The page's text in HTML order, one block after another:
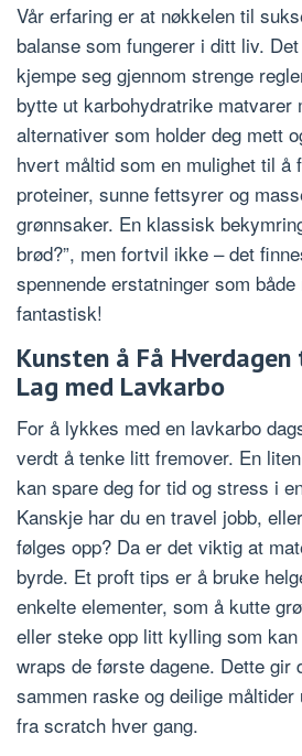
Vår erfaring er at nøkkelen til
balanse som fungerer i ditt liv.
kjempe seg gjennom strenge
bytte ut karbohydratrike
alternativer som holder deg mett
hvert måltid som en mulighet til å
proteiner, sunne fettsyrer og
grønnsaker. En klassisk
brød?”, men fortvil ikke – det
spennende erstatninger som
fantastisk!
Kunsten å Få
Lag med Lavkarbo
For å lykkes med en lavkarbo
verdt å tenke litt fremover. En
kan spare deg for tid og stress i
Kanskje har du en travel jobb,
følges opp? Da er det viktig at
byrde. Et proft tips er å bruke
enkelte elementer, som å kutte
eller steke opp litt kylling som
wraps de første dagene. Dette gir
sammen raske og deilige
fra scratch hver gang.